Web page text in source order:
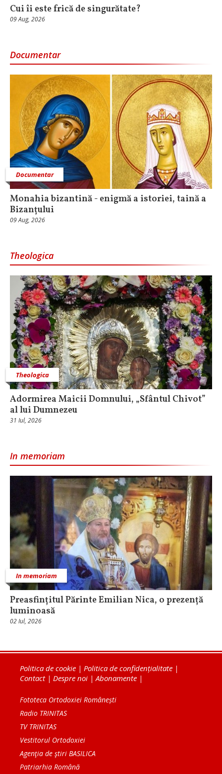
Cui îi este frică de singurătate?
09 Aug, 2026
Documentar
Documentar
Monahia bizantină - enigmă a istoriei, taină a
Bizanțului
09 Aug, 2026
Theologica
Theologica
Adormirea Maicii Domnului, „Sfântul Chivot”
al lui Dumnezeu
31 Iul, 2026
In memoriam
In memoriam
Preasfințitul Părinte Emilian Nica, o prezență
luminoasă
02 Iul, 2026
Politica de cookie | Politica de confidențialitate |
Contact| Despre noi | Abonamente |
Fototeca Ortodoxiei Românești
Radio TRINITAS
TV TRINITAS
Vestitorul Ortodoxiei
Agenţia de ştiri BASILICA
Patriarhia Română